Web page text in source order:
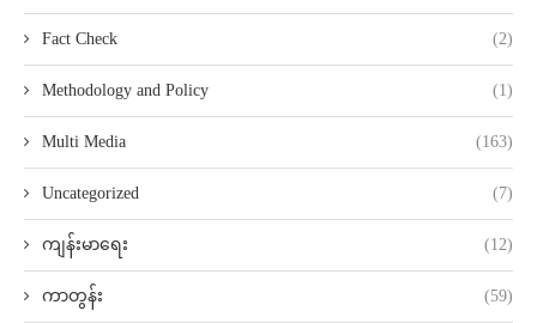
Fact Check (2)
Methodology and Policy (1)
Multi Media (163)
Uncategorized (7)
ကျန်းမာရေး (12)
ကာတွန်း (59)